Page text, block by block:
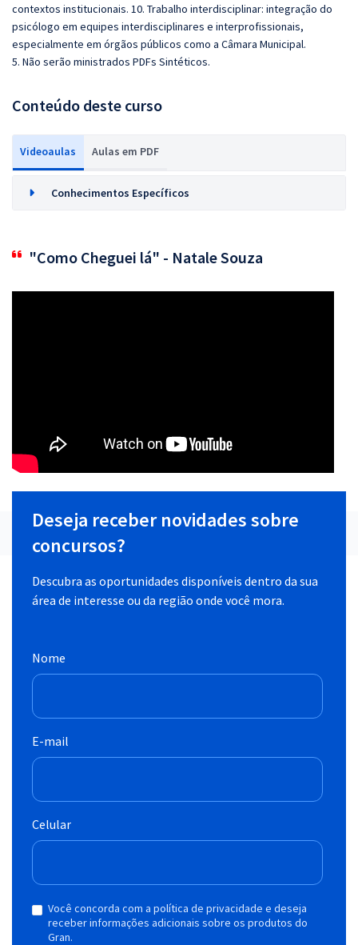
contextos institucionais. 10. Trabalho interdisciplinar: integração do
psicólogo em equipes interdisciplinares e interprofissionais,
especialmente em órgãos públicos como a Câmara Municipal.
5. Não serão ministrados PDFs Sintéticos.
Conteúdo deste curso
Videoaulas Aulas em PDF
Conhecimentos Específicos
"Como Cheguei lá" - Natale Souza
Deseja receber novidades sobre
concursos?
Descubra as oportunidades disponíveis dentro da sua
área de interesse ou da região onde você mora.
Nome
E-mail
Celular
Você concorda com a política de privacidade e deseja
receber informações adicionais sobre os produtos do
Gran.